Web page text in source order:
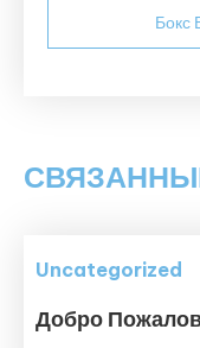
записям
Бокс
Uncategorized
Добро